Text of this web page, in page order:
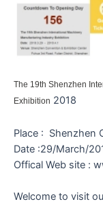
The 19th Shenzhen
Exhibition 2018
Place : Shenzhen
Date :29/March/
Offical Web site :
Welcome to visit